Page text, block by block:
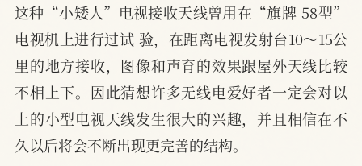
这种“小矮人”电视接收天线曾用在“旗牌-58型”
电视机上进行过试 验，在距离电视发射台10～15公
里的地方接收，图像和声育的效果跟屋外天线比较
不相上下。因此猜想许多无线电爱好者一定会对以
上的小型电视天线发生很大的兴趣，并且相信在不
久以后将会不断出现更完善的结构。